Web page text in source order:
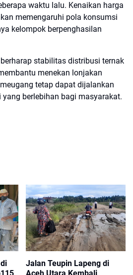
waktu lalu. Kenaikan harga
memengaruhi pola konsumsi
kelompok berpenghasilan
stabilitas distribusi ternak
menekan lonjakan
tetap dapat dijalankan
berlebihan bagi masyarakat.
Jalan Teupin Lapeng di